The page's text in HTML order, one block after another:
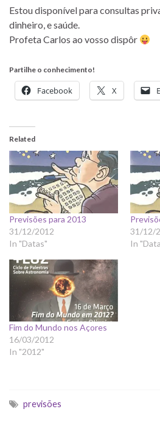
Estou disponível para consultas
dinheiro, e saúde.
Profeta Carlos ao vosso dispôr
Partilhe o conhecimento!
Facebook X
Related
Previsões para 2013
31/12/2012
In "Datas"
31/12/
In
Fim do Mundo nos Açores
16/03/2012
In "2012"
previsões